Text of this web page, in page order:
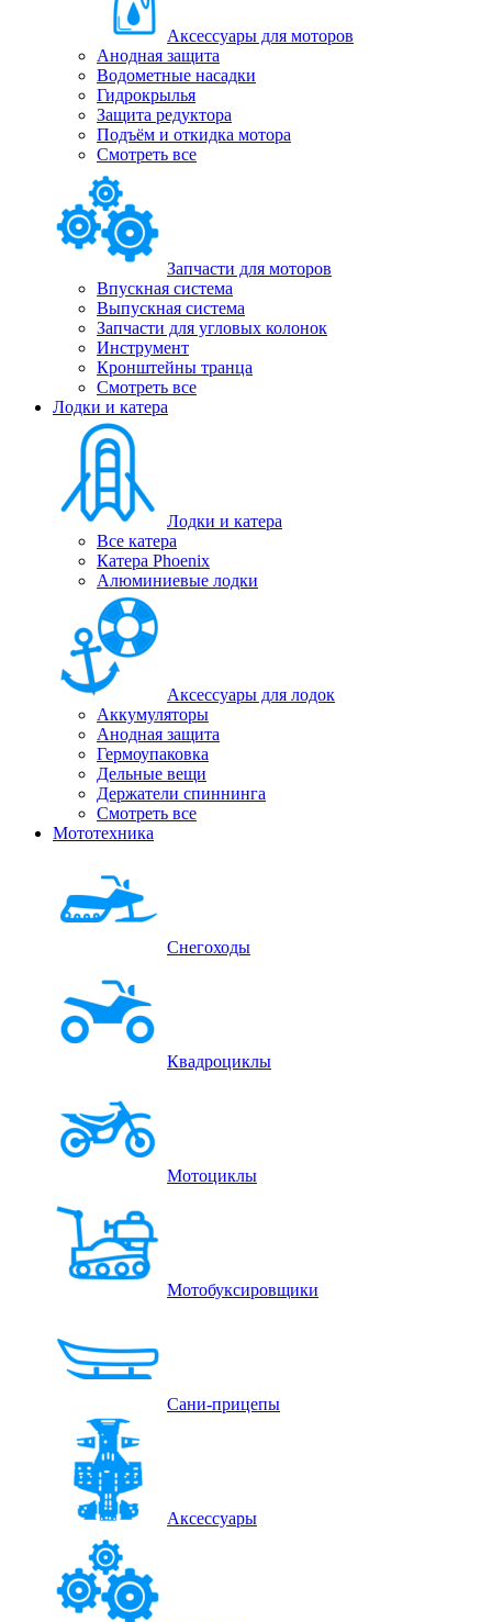
Аксессуары для моторов
Анодная защита
Водометные насадки
Гидрокрылья
Защита редуктора
Подъём и откидка мотора
Смотреть все
Запчасти для моторов
Впускная система
Выпускная система
Запчасти для угловых колонок
Инструмент
Кронштейны транца
Смотреть все
Лодки и катера
Лодки и катера
Все катера
Катера Phoenix
Алюминиевые лодки
Аксессуары для лодок
Аккумуляторы
Анодная защита
Гермоупаковка
Дельные вещи
Держатели спиннинга
Смотреть все
Мототехника
Снегоходы
Квадроциклы
Мотоциклы
Мотобуксировщики
Сани-прицепы
Аксессуары